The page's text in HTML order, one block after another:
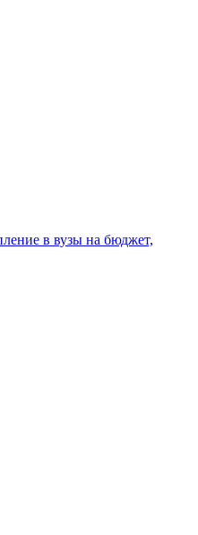
в вузы на бюджет,